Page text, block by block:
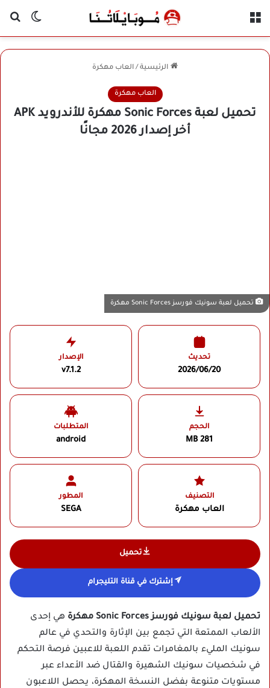
الوضع
الرئيسية / العاب مهكرة
العاب مهكرة
تحميل لعبة Sonic Forces مهكرة للأندرويد APK
أخر إصدار 2026 مجانًا
تحميل لعبة سونيك فورسز Sonic Forces مهكرة
تحديث
2026/06/20
الإصدار
v7.1.2
الحجم
281 MB
المتطلبات
android
التصنيف
العاب مهكرة
المطور
SEGA‏
تحميل
إشترك في قناة التليجرام
تحميل لعبة سونيك فورسز Sonic Forces مهكرة
هي إحدى
الألعاب الممتعة التي تجمع بين الإثارة والتحدي في عالم
سونيك المليء بالمغامرات تقدم اللعبة للاعبين فرصة التحكم
في شخصيات سونيك الشهيرة والقتال ضد الأعداء عبر
مستويات متنوعة بفضل النسخة المهكرة، يحصل اللاعبون